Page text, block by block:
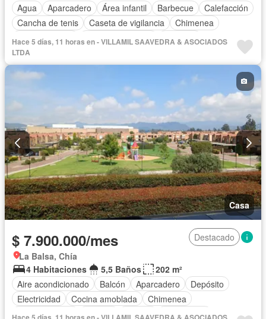
Agua
Aparcadero Área infantil Barbecue
Calefacción
Cancha de tenis
Caseta de vigilancia
Chimenea
Cocina integral
Cuarto de servicio
Depósito
Electricidad
Internet
Jacuzzi
Jardín Estudio Piscina
Sauna
Seguridad privada
Terraza
Vista panorámica
Wifi Permite mascotas
Permite niños
Hace 5 días, 11 horas en - VILLAMIL SAAVEDRA & ASOCIADOS
LTDA
Casa
$ 7.900.000/mes
Destacado
La Balsa, Chía
4 Habitaciones
5,5 Baños
202 m²
Aire acondicionado
Balcón Aparcadero
Depósito
Electricidad
Cocina amoblada
Chimenea
Cocina integral
Internet Jacuzzi Gas natural